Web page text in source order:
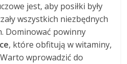
jest, aby posiłki były
wszystkich niezbędnych
Dominować powinny
, które obfitują w witaminy,
wprowadzić do